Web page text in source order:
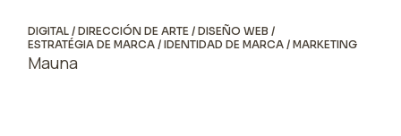
DIGITAL DIRECCIÓN DE ARTE
DISEÑO WEB
ESTRATÉGIA DE MARCA
IDENTIDAD DE MARCA MARKETING
Mauna